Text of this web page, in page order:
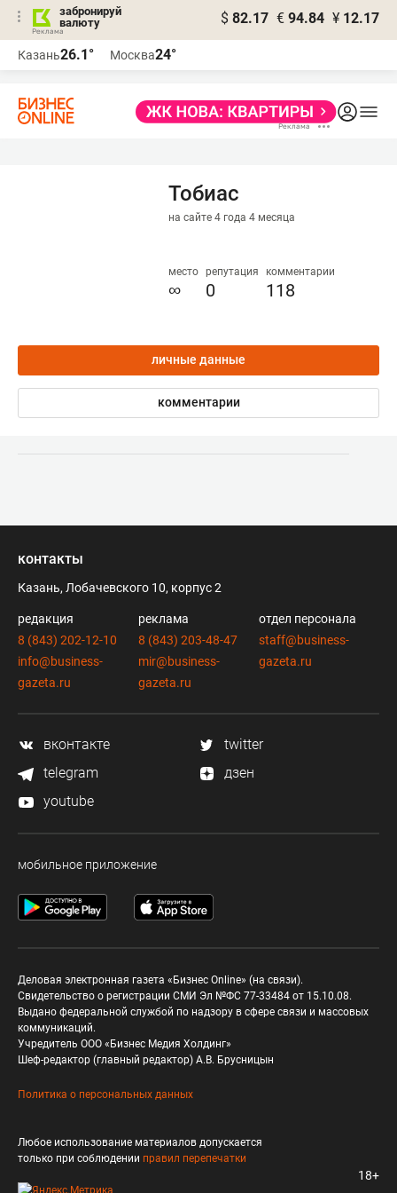
забронируй
валюту
$ 82.17 € 94.84 ¥ 12.17
Казань26.1° Москва24°
Тобиас
на сайте 4 года 4 месяца
место
∞
репутация
0
комментарии
118
личные данные
комментарии
контакты
Казань, Лобачевского 10, корпус 2
редакция
8 (843) 202-12-10
info@business-
gazeta.ru
реклама
8 (843) 203-48-47
mir@business-
gazeta.ru
отдел персонала
staff@business-
gazeta.ru
вконтакте
twitter
telegram
дзен
youtube
мобильное приложение
Деловая электронная газета «Бизнес Online» (на связи).
Свидетельство о регистрации СМИ Эл №ФС 77-33484 от 15.10.08.
Выдано федеральной службой по надзору в сфере связи и массовых
коммуникаций.
Учредитель ООО «Бизнес Медия Холдинг»
Шеф-редактор (главный редактор) А.В. Брусницын
Политика о персональных данных
Любое использование материалов допускается
только при соблюдении правил перепечатки
18+